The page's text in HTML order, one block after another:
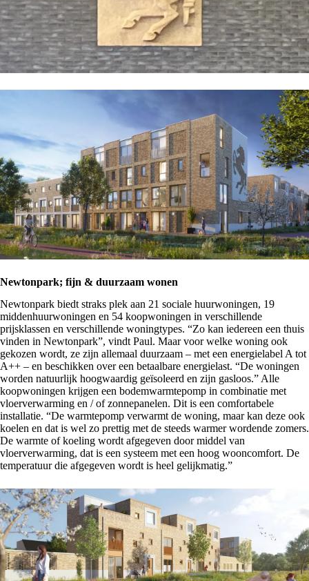
Newtonpark; fijn & duurzaam wonen
Newtonpark biedt straks plek aan 21 sociale huurwoningen, 19
middenhuurwoningen en 54 koopwoningen in verschillende
prijsklassen en verschillende woningtypes. “Zo kan iedereen een thuis
vinden in Newtonpark”, vindt Paul. Maar voor welke woning ook
gekozen wordt, ze zijn allemaal duurzaam – met een energielabel A tot
A++ – en beschikken over een betaalbare energielast. “De woningen
worden natuurlijk hoogwaardig geïsoleerd en zijn gasloos.” Alle
koopwoningen krijgen een bodemwarmtepomp in combinatie met
vloerverwarming en / of zonnepanelen. Dit is een comfortabele
installatie. “De warmtepomp verwarmt de woning, maar kan deze ook
koelen en dat is wel zo prettig met de steeds warmer wordende zomers.
De warmte of koeling wordt afgegeven door middel van
vloerverwarming, dat is een systeem met een hoog wooncomfort. De
temperatuur die afgegeven wordt is heel gelijkmatig.”